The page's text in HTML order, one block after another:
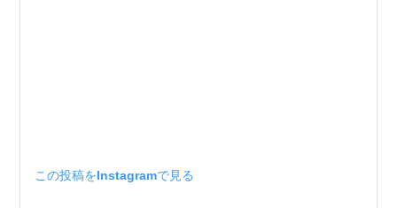
この投稿をInstagramで見る